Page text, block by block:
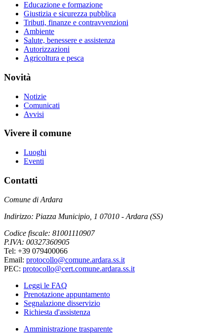
Educazione e formazione
Giustizia e sicurezza pubblica
Tributi, finanze e contravvenzioni
Ambiente
Salute, benessere e assistenza
Autorizzazioni
Agricoltura e pesca
Novità
Notizie
Comunicati
Avvisi
Vivere il comune
Luoghi
Eventi
Contatti
Comune di Ardara
Indirizzo: Piazza Municipio, 1 07010 - Ardara (SS)
Codice fiscale: 81001110907
P.IVA: 00327360905
Tel: +39 079400066
Email: protocollo@comune.ardara.ss.it
PEC: protocollo@cert.comune.ardara.ss.it
Leggi le FAQ
Prenotazione appuntamento
Segnalazione disservizio
Richiesta d'assistenza
Amministrazione trasparente